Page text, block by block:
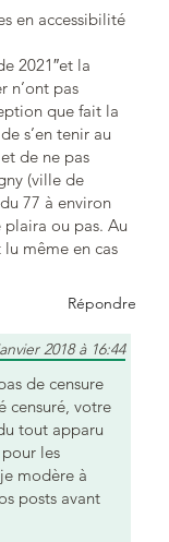
en accessibilité
2021″et la
n’ont pas
que fait la
s’en tenir au
de ne pas
(ville de
77 à environ
plaira ou pas. Au
lu même en cas
Répondre
2018 à 16:44
de censure
censuré, votre
tout apparu
les
modère à
posts avant